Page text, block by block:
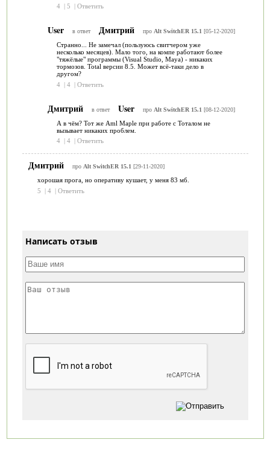
4 | 5 | Ответить
User в ответ Дмитрий про Alt SwitchER 15.1 [05-12-2020]
Странно... Не замечал (пользуюсь свитчером уже
несколько месяцев). Мало того, на компе работают более
"тяжёлые" программы (Visual Studio, Maya) - никаких
тормозов. Total версии 8.5. Может всё-таки дело в
другом?
4 | 4 | Ответить
Дмитрий в ответ User про Alt SwitchER 15.1 [08-12-2020]
А в чём? Тот же Aml Maple при работе с Тоталом не
вызывает никаких проблем.
4 | 4 | Ответить
Дмитрий про Alt SwitchER 15.1 [29-11-2020]
хорошая прога, но оперативу кушает, у меня 83 мб.
5
| 4 | Ответить
Написать отзыв